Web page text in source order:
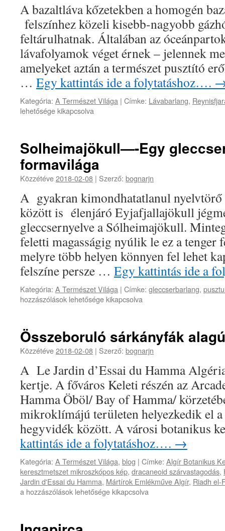
A bazaltláva kőzetekben a homogén
felszínhez közeli kisebb-nagyobb
feltárulhatnak. Általában az
lávafolyamok véget érnek – jelennek
amelyeket aztán a természet pusztító
… Egy kattintás ide a folytatáshoz….
Kategória: A Természet Világa | Címke: Lávabarlang,
lehetősége kikapcsolva
Solheimajökull—-Egy
formavilága
Közzétéve2018-02-08 | Szerző: bognarjn
A gyakran kimondhatatlanul nyelvtörő
között is élenjáró Eyjafjallajökull
gleccsernyelve a Sólheimajökull.
feletti magasságig nyúlik le ez a tenger
melyre több helyen könnyen fel lehet
felszíne persze … Egy kattintás ide a
Kategória: A Természet Világa | Címke: gleccserbarlang,
hozzászólások lehetősége kikapcsolva
Összeboruló sárkányfák
Közzétéve2018-02-08 | Szerző: bognarjn
A Le Jardin d’Essai du Hamma
kertje. A főváros Keleti részén az
Hamma Öböl/ Bay of Hamma/
mikroklímájú területen helyezkedik el
hegyvidék között. A városi botanikus
kattintás ide a folytatáshoz…. →
Kategória: A Természet Világa, blog | Címke: Algír Botanikus
keresztmetszet mikroszkópos kép, dracaneoid szárvastagodás,
Jardin d'Essai du Hamma, Mártírok Emlékműve Algír, Riadh el-
Összeboruló
a hozzászólások lehetősége kikapcsolva